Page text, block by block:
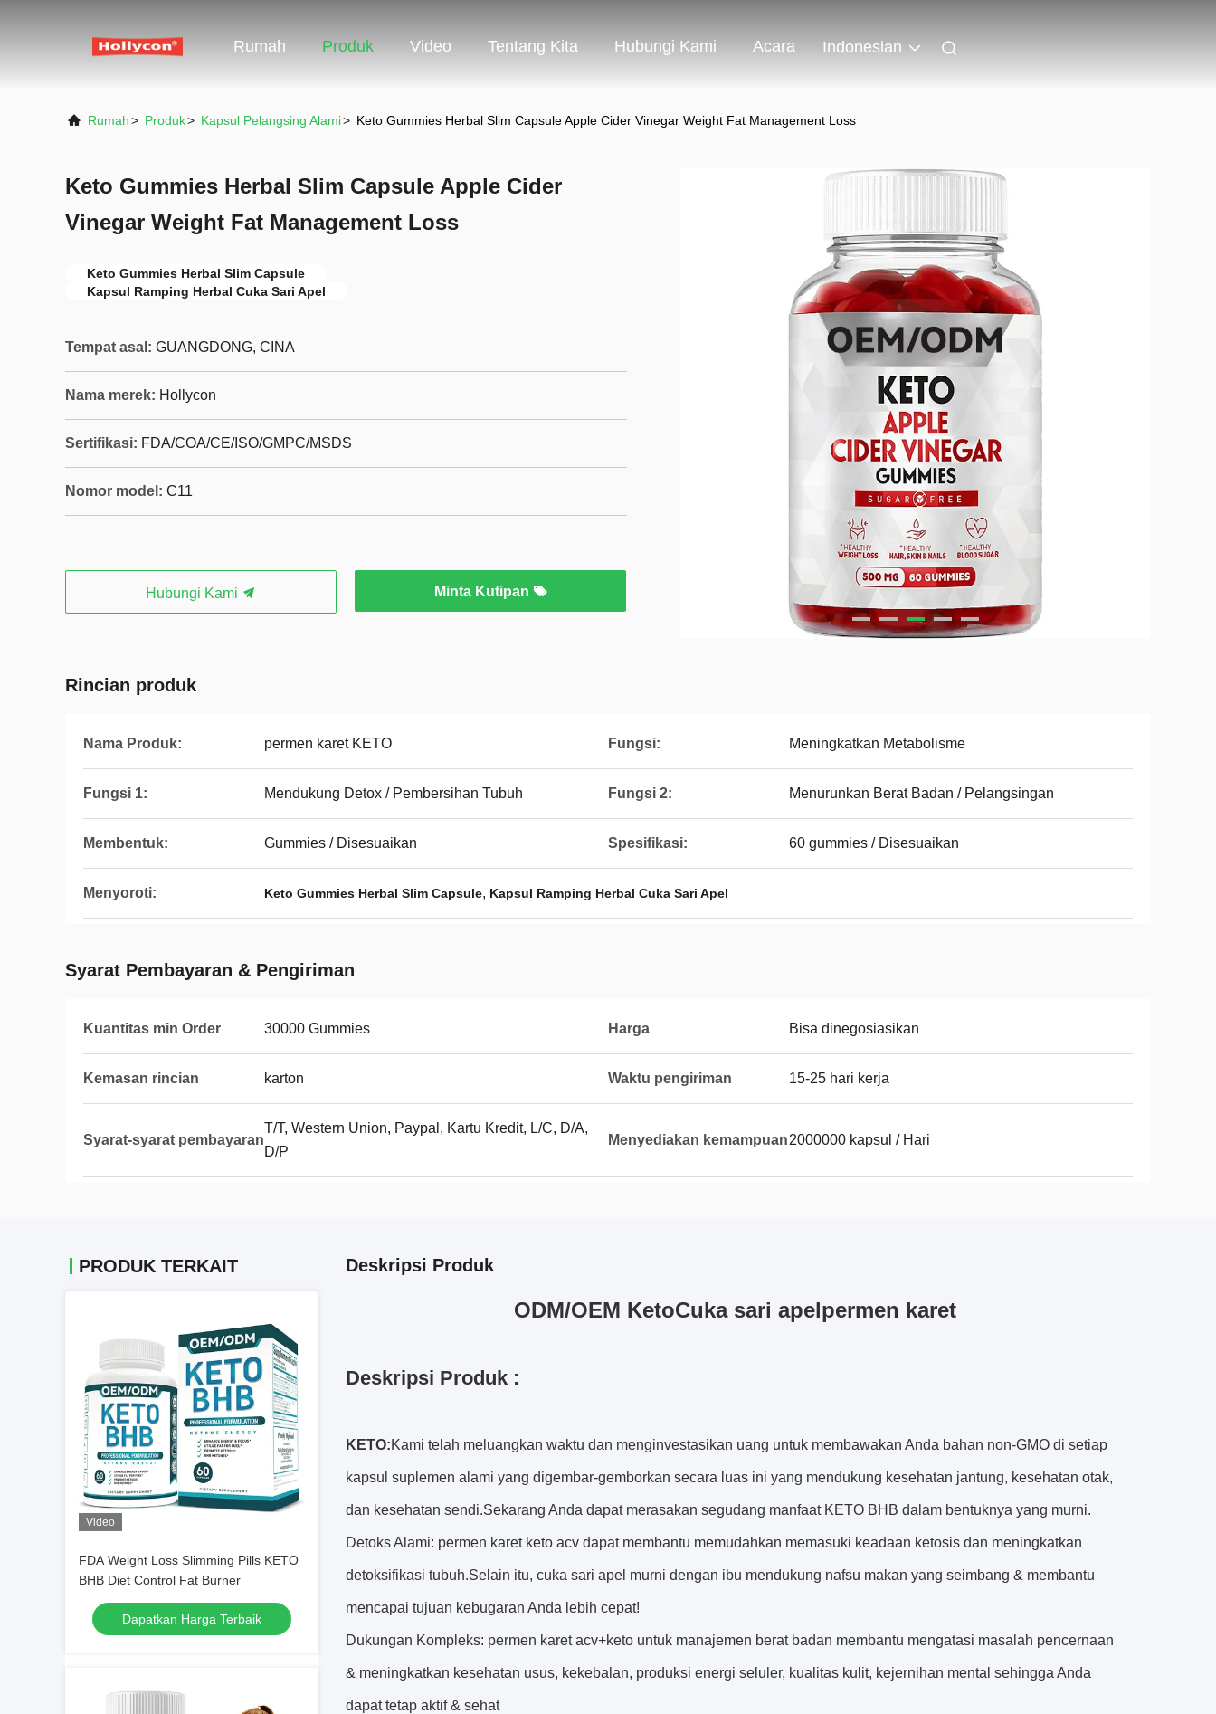
Rumah Produk Video Tentang Kita Hubungi Kami Acara Indonesian
Rumah> Produk> Kapsul Pelangsing Alami> Keto Gummies Herbal Slim Capsule Apple Cider Vinegar Weight Fat Management Loss
Keto Gummies Herbal Slim Capsule Apple Cider
Vinegar Weight Fat Management Loss
Keto Gummies Herbal Slim Capsule
Kapsul Ramping Herbal Cuka Sari Apel
Tempat asal: GUANGDONG, CINA
Nama merek: Hollycon
Sertifikasi: FDA/COA/CE/ISO/GMPC/MSDS
Nomor model: C11
Hubungi Kami Minta Kutipan
Rincian produk
Nama Produk: permen karet KETO Fungsi: Meningkatkan Metabolisme
Fungsi 1: Mendukung Detox / Pembersihan Tubuh Fungsi 2: Menurunkan Berat Badan / Pelangsingan
Membentuk: Gummies / Disesuaikan Spesifikasi: 60 gummies / Disesuaikan
Menyoroti: Keto Gummies Herbal Slim Capsule, Kapsul Ramping Herbal Cuka Sari Apel
Syarat Pembayaran & Pengiriman
Kuantitas min Order 30000 Gummies Harga Bisa dinegosiasikan
Kemasan rincian karton Waktu pengiriman 15-25 hari kerja
Syarat-syarat pembayaran
T/T, Western Union, Paypal, Kartu Kredit, L/C, D/A,
D/P
Menyediakan kemampuan2000000 kapsul / Hari
PRODUK TERKAIT
Video
FDA Weight Loss Slimming Pills KETO
BHB Diet Control Fat Burner
Dapatkan Harga Terbaik
Deskripsi Produk
ODM/OEM KetoCuka sari apelpermen karet
Deskripsi Produk :
KETO:Kami telah meluangkan waktu dan menginvestasikan uang untuk membawakan Anda bahan non-GMO di setiap
kapsul suplemen alami yang digembar-gemborkan secara luas ini yang mendukung kesehatan jantung, kesehatan otak,
dan kesehatan sendi.Sekarang Anda dapat merasakan segudang manfaat KETO BHB dalam bentuknya yang murni.
Detoks Alami: permen karet keto acv dapat membantu memudahkan memasuki keadaan ketosis dan meningkatkan
detoksifikasi tubuh.Selain itu, cuka sari apel murni dengan ibu mendukung nafsu makan yang seimbang & membantu
mencapai tujuan kebugaran Anda lebih cepat!
Dukungan Kompleks: permen karet acv+keto untuk manajemen berat badan membantu mengatasi masalah pencernaan
& meningkatkan kesehatan usus, kekebalan, produksi energi seluler, kualitas kulit, kejernihan mental sehingga Anda
dapat tetap aktif & sehat